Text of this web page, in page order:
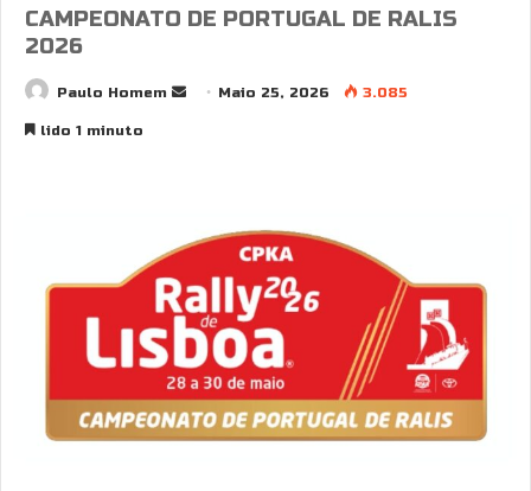
CAMPEONATO DE PORTUGAL DE RALIS
2026
Paulo Homem
SendMaio 25, 2026 3.085
lido 1 minuto